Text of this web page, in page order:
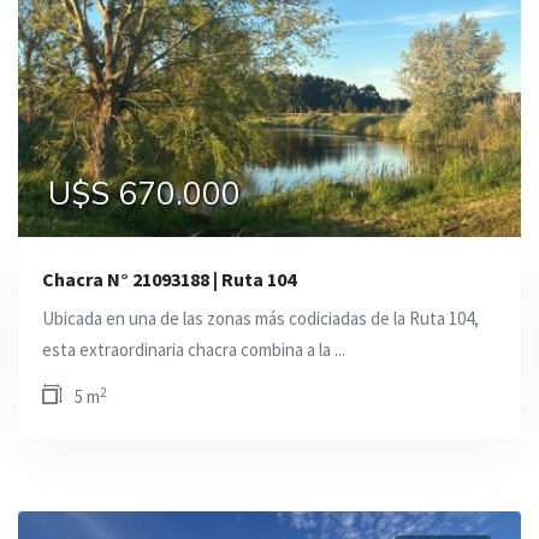
U$S 670.000
Chacra N° 21093188 | Ruta 104
Ubicada en una de las zonas más codiciadas de la Ruta 104,
esta extraordinaria chacra combina a la ...
5 m2